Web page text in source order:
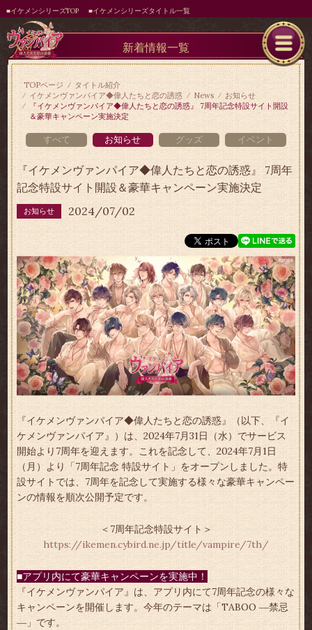
■イケメンシリーズTOP ■イケメンシリーズタイトル一覧
新着情報一覧
TOPページ
タイトル紹介
イケメンヴァンパイア◆偉人たちと恋の誘惑
News
お知らせ
『イケメンヴァンパイア◆偉人たちと恋の誘惑』 7周年記念特設サイト開設
＆豪華キャンペーン実施決定
すべて お知らせ グッズ イベント
『イケメンヴァンパイア◆偉人たちと恋の誘惑』 7周年
記念特設サイト開設＆豪華キャンペーン実施決定
お知らせ 2024/07/02
『イケメンヴァンパイア◆偉人たちと恋の誘惑』（以下、『イ
ケメンヴァンパイア』）は、2024年7月31日（水）でサービス
開始より7周年を迎えます。これを記念して、2024年7月1日
（月）より「7周年記念 特設サイト」をオープンしました。特
設サイトでは、7周年を記念して実施する様々な豪華キャンペー
ンの情報を順次公開予定です。
＜7周年記念特設サイト＞
https://ikemen.cybird.ne.jp/title/vampire/7th/
■アプリ内にて豪華キャンペーンを実施中！
『イケメンヴァンパイア』は、アプリ内にて7周年記念の様々な
キャンペーンを開催します。今年のテーマは「TABOO ―禁忌
―」です。